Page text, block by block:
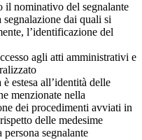
il nominativo del segnalante
dai quali si
l’identificazione del
agli atti amministrativi e
estesa all’identità delle
menzionate nella
dei procedimenti avviati in
delle medesime
segnalante